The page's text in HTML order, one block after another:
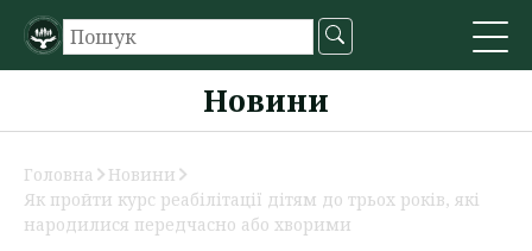
Новини
Головна
Новини
Як пройти курс реабілітації дітям до трьох років, які
народилися передчасно або хворими